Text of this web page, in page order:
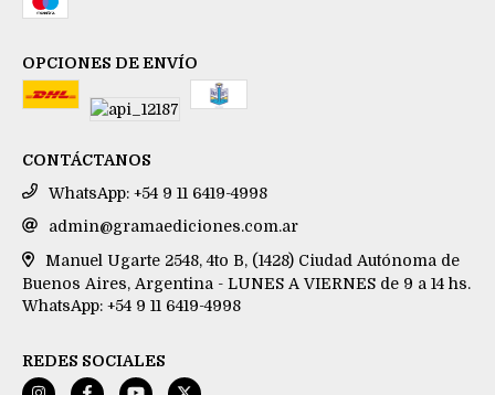
OPCIONES DE ENVÍO
CONTÁCTANOS
WhatsApp: +54 9 11 6419-4998
admin@gramaediciones.com.ar
Manuel Ugarte 2548, 4to B, (1428) Ciudad Autónoma de
Buenos Aires, Argentina - LUNES A VIERNES de 9 a 14 hs.
WhatsApp: +54 9 11 6419-4998
REDES SOCIALES